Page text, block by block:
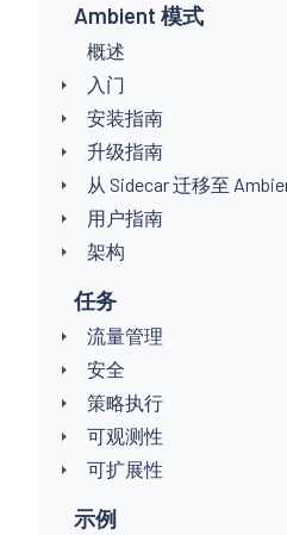
Ambient 模式
概述
入门
安装指南
升级指南
从 Sidecar 迁移至
用户指南
架构
任务
流量管理
安全
策略执行
可观测性
可扩展性
示例